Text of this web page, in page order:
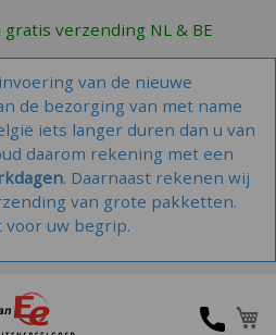
verzending NL & BE
van de nieuwe
de bezorging van met name
iets langer duren dan u van
daarom rekening met een
. Daarnaast rekenen wij
van grote pakketten.
voor uw begrip.